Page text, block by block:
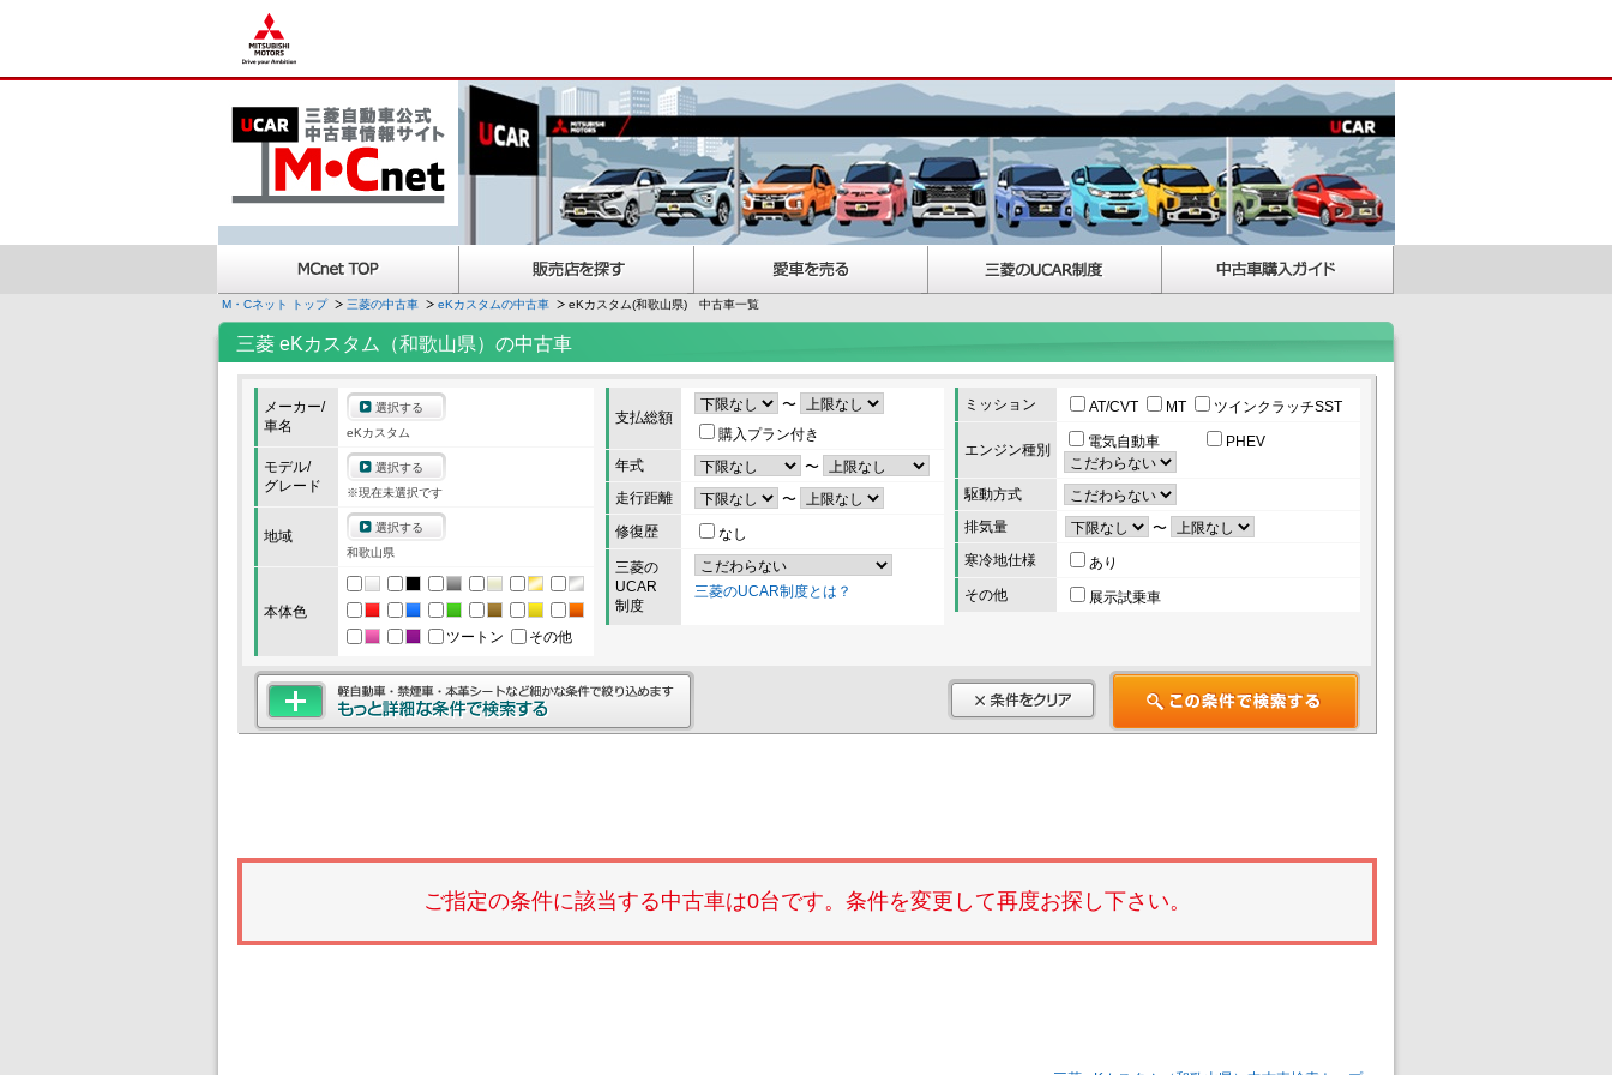
M・Cネット トップ 三菱の中古車 eKカスタムの中古車 eKカスタム(和歌山県) 中古車一覧
三菱 eKカスタム（和歌山県）の中古車
メーカー/
車名
選択する
eKカスタム
モデル/
グレード
選択する
※現在未選択です
地域
選択する
和歌山県
本体色
ツートン
その他
支払総額
〜
購入プラン付き
年式
〜
走行距離
〜
修復歴
なし
三菱の
UCAR
制度
三菱のUCAR制度とは？
ミッション AT/CVT MT ツインクラッチSST
エンジン種別 電気自動車 PHEV
駆動方式
排気量
〜
寒冷地仕様
あり
その他
展示試乗車
ご指定の条件に該当する中古車は0台です。条件を変更して再度お探し下さい。